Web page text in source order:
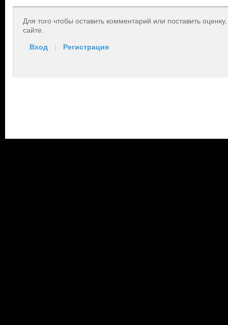
Для того чтобы оставить комментарий или поставить
сайте.
Вход | Регистрация